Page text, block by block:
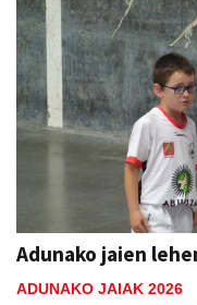
Adunako jaien
ADUNAKO JAIAK 2026